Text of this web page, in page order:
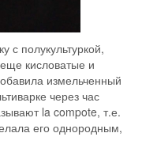
с полукультуркой,
кисловатые и
измельченный
через час
la compote, т.е.
его однородным,